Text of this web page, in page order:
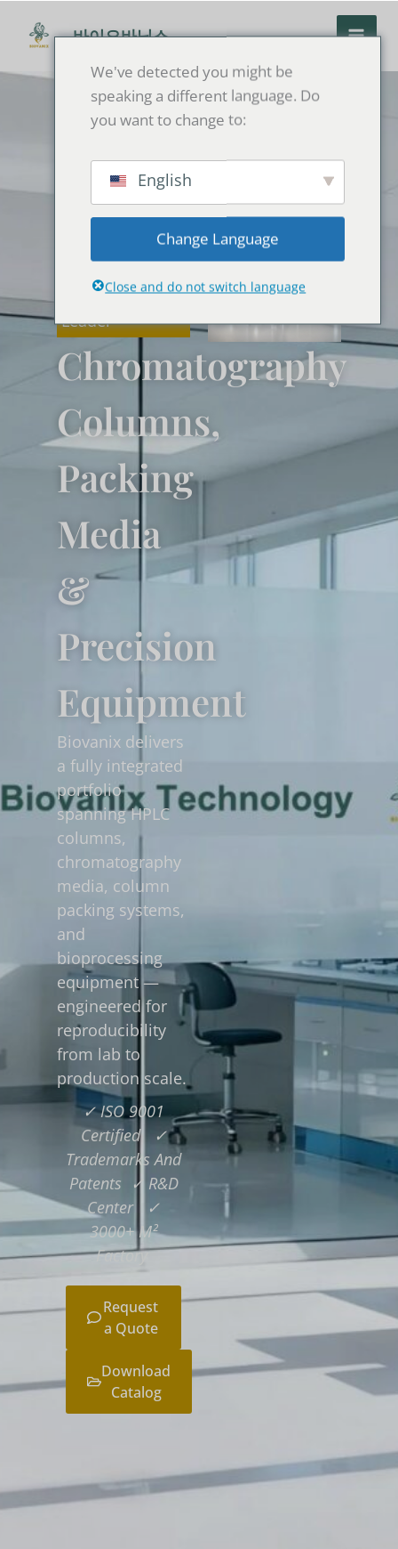
바이오바닉스
• From HPLC
Solutions
Leader
Chromatography
Columns,
Packing
Media
&
Precision
Equipment
Biovanix delivers
a fully integrated
portfolio
spanning HPLC
columns,
chromatography
media, column
packing systems,
and
bioprocessing
equipment —
engineered for
reproducibility
from lab to
production scale.
✓ ISO 9001
Certified ✓
Trademarks And
Patents ✓ R&D
Center ✓
3000+ M²
Factory
Request
a Quote
Download
Catalog
We've detected you might be
speaking a different language. Do
you want to change to:
English
Change Language
Close and do not switch language